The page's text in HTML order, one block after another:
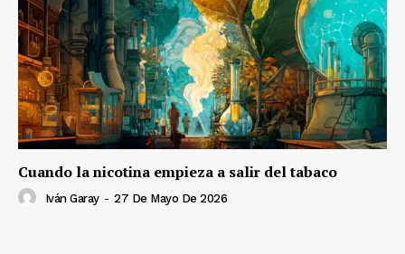
Cuando la nicotina empieza a salir del tabaco
Iván Garay - 27 De Mayo De 2026